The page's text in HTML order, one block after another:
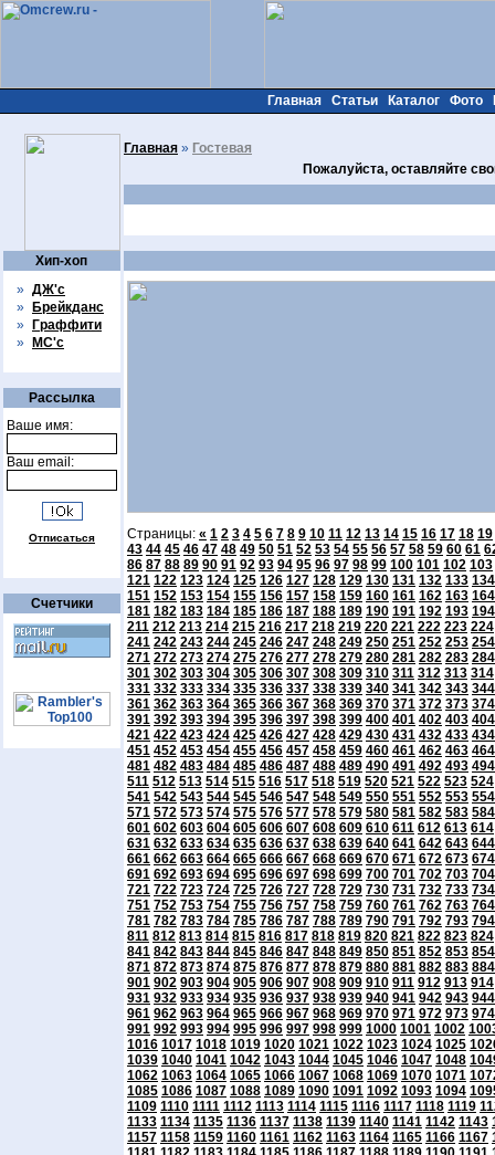
Хип-хоп
» ДЖ'с
»
Брейкданс
»
Граффити
»
МС'с
Рассылка
Ваше имя:
Ваш email:
Отписаться
Счетчики
Главная Статьи Каталог Фото
Главная » Гостевая
Пожалуйста, оставляйте
Страницы: « 1 2 3 4 5 6 7 8 9 10 11 12 13 14 15 16 17 18 19
43 44 45 46 47 48 49 50 51 52 53 54 55 56 57 58 59 60 61
86 87 88 89 90 91 92 93 94 95 96 97 98 99 100 101 102 103
121 122 123 124 125 126 127 128 129 130 131 132 133 134
151 152 153 154 155 156 157 158 159 160 161 162 163 164
181 182 183 184 185 186 187 188 189 190 191 192 193 194
211 212 213 214 215 216 217 218 219 220 221 222 223 224
241 242 243 244 245 246 247 248 249 250 251 252 253 254
271 272 273 274 275 276 277 278 279 280 281 282 283 284
301 302 303 304 305 306 307 308 309 310 311 312 313 314
331 332 333 334 335 336 337 338 339 340 341 342 343 344
361 362 363 364 365 366 367 368 369 370 371 372 373 374
391 392 393 394 395 396 397 398 399 400 401 402 403 404
421 422 423 424 425 426 427 428 429 430 431 432 433 434
451 452 453 454 455 456 457 458 459 460 461 462 463 464
481 482 483 484 485 486 487 488 489 490 491 492 493 494
511 512 513 514 515 516 517 518 519 520 521 522 523 524
541 542 543 544 545 546 547 548 549 550 551 552 553 554
571 572 573 574 575 576 577 578 579 580 581 582 583 584
601 602 603 604 605 606 607 608 609 610 611 612 613 614
631 632 633 634 635 636 637 638 639 640 641 642 643 644
661 662 663 664 665 666 667 668 669 670 671 672 673 674
691 692 693 694 695 696 697 698 699 700 701 702 703 704
721 722 723 724 725 726 727 728 729 730 731 732 733 734
751 752 753 754 755 756 757 758 759 760 761 762 763 764
781 782 783 784 785 786 787 788 789 790 791 792 793 794
811 812 813 814 815 816 817 818 819 820 821 822 823 824
841 842 843 844 845 846 847 848 849 850 851 852 853 854
871 872 873 874 875 876 877 878 879 880 881 882 883 884
901 902 903 904 905 906 907 908 909 910 911 912 913 914
931 932 933 934 935 936 937 938 939 940 941 942 943 944
961 962 963 964 965 966 967 968 969 970 971 972 973 974
991 992 993 994 995 996 997 998 999 1000 1001 1002
1016 1017 1018 1019 1020 1021 1022 1023 1024 1025
1039 1040 1041 1042 1043 1044 1045 1046 1047 1048
1062 1063 1064 1065 1066 1067 1068 1069 1070 1071
1085 1086 1087 1088 1089 1090 1091 1092 1093 1094
1109 1110 1111 1112 1113 1114 1115 1116 1117 1118 1119
1133 1134 1135 1136 1137 1138 1139 1140 1141 1142 1143
1157 1158 1159 1160 1161 1162 1163 1164 1165 1166 1167